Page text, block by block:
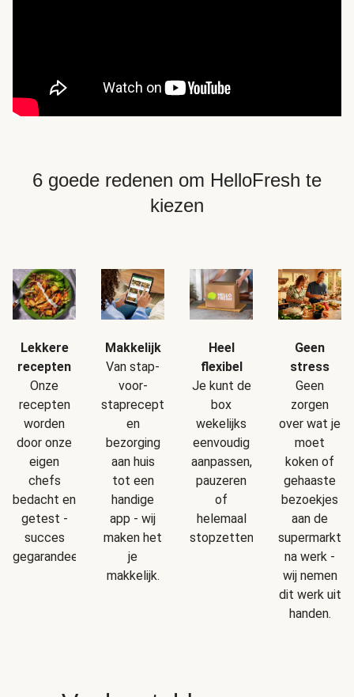
6 goede redenen om HelloFresh te
kiezen
Lekkere
recepten
Onze
recepten
worden
door onze
eigen
chefs
bedacht en
getest -
succes
gegarandeerd!
Makkelijk
Van stap-
voor-
staprecepten
en
bezorging
aan huis
tot een
handige
app - wij
maken het
je
makkelijk.
Heel
flexibel
Je kunt de
box
wekelijks
eenvoudig
aanpassen,
pauzeren
of
helemaal
stopzetten.
Geen
stress
Geen
zorgen
over wat je
moet
koken of
gehaaste
bezoekjes
aan de
supermarkt
na werk -
wij nemen
dit werk uit
handen.